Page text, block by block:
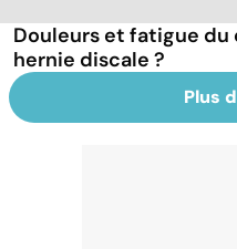
Douleurs et fatigue du
hernie discale ?
Plus